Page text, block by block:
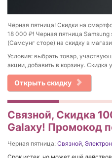
Чёрная пятница! Скидки на
18 000 ₽! Черная пятница Samsung
(Самсунг сторе) на скидку в
Условия: выбрать товар,
акции, добавить в корзину. Скидка
Открыть скидку
Связной, Скидка
Galaxy! Промокод
Черная пятница: Связной,